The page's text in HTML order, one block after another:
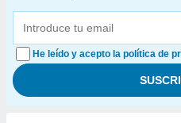
He leído y acepto la política de